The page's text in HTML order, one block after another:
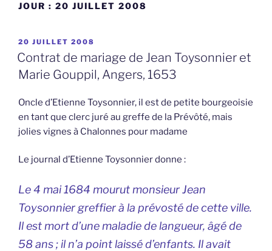
JOUR : 20 JUILLET 2008
PUBLIÉ
LE
20 JUILLET 2008
Contrat de mariage de Jean Toysonnier et
Marie Gouppil, Angers, 1653
Oncle d’Etienne Toysonnier, il est de petite bourgeoisie
en tant que clerc juré au greffe de la Prévôté, mais
jolies vignes à Chalonnes pour madame
Le journal d’Etienne Toysonnier donne :
Le 4 mai 1684 mourut monsieur Jean
Toysonnier greffier à la prévosté de cette ville.
Il est mort d’une maladie de langueur, âgé de
58 ans ; il n’a point laissé d’enfants. Il avait